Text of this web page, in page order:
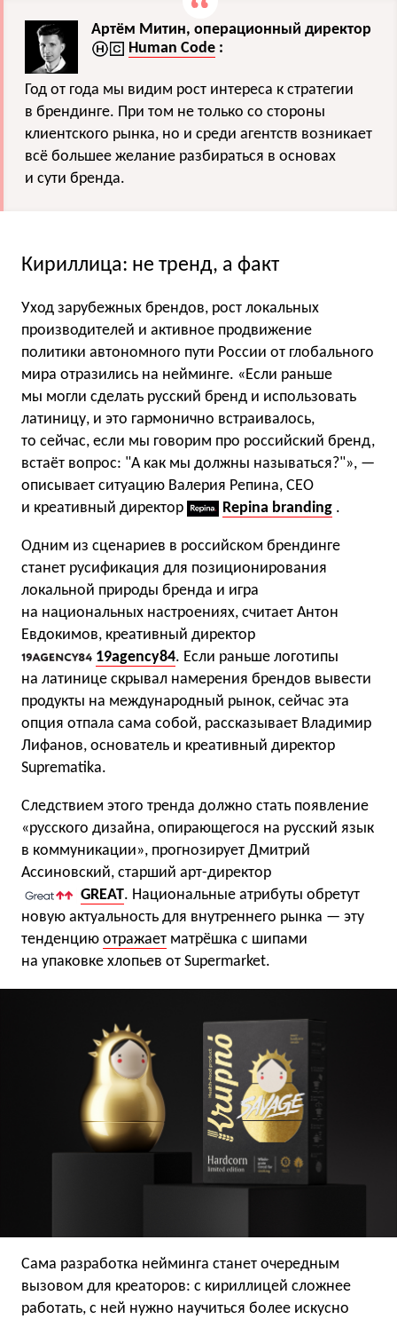
Артём Митин, операционный директор
Human Code :
Год от года мы видим рост интереса к стратегии
в брендинге. При том не только со стороны
клиентского рынка, но и среди агентств возникает
всё большее желание разбираться в основах
и сути бренда.
Кириллица: не тренд, а факт
Уход зарубежных брендов, рост локальных
производителей и активное продвижение
политики автономного пути России от глобального
мира отразились на нейминге. «Если раньше
мы могли сделать русский бренд и использовать
латиницу, и это гармонично встраивалось,
то сейчас, если мы говорим про российский бренд,
встаёт вопрос: "А как мы должны называться?"», —
описывает ситуацию Валерия Репина, СЕО
и креативный директор
Repina branding .
Одним из сценариев в российском брендинге
станет русификация для позиционирования
локальной природы бренда и игра
на национальных настроениях, считает Антон
Евдокимов, креативный директор
19agency84. Если раньше логотипы
на латинице скрывал намерения брендов вывести
продукты на международный рынок, сейчас эта
опция отпала сама собой, рассказывает Владимир
Лифанов, основатель и креативный директор
Suprematika.
Следствием этого тренда должно стать появление
«русского дизайна, опирающегося на русский язык
в коммуникации», прогнозирует Дмитрий
Ассиновский, старший арт-директор
GREAT. Национальные атрибуты обретут
новую актуальность для внутреннего рынка — эту
тенденцию отражает матрёшка с шипами
на упаковке хлопьев от Supermarket.
Cама разработка нейминга станет очередным
вызовом для креаторов: с кириллицей сложнее
работать, с ней нужно научиться более искусно